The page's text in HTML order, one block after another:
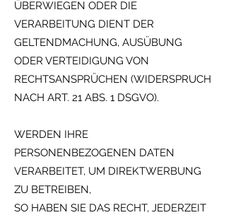
ÜBERWIEGEN ODER DIE
VERARBEITUNG DIENT DER
GELTENDMACHUNG, AUSÜBUNG
ODER VERTEIDIGUNG VON
RECHTSANSPRÜCHEN (WIDERSPRUCH
NACH ART. 21 ABS. 1 DSGVO).
WERDEN IHRE
PERSONENBEZOGENEN DATEN
VERARBEITET, UM DIREKTWERBUNG
ZU BETREIBEN,
SO HABEN SIE DAS RECHT, JEDERZEIT